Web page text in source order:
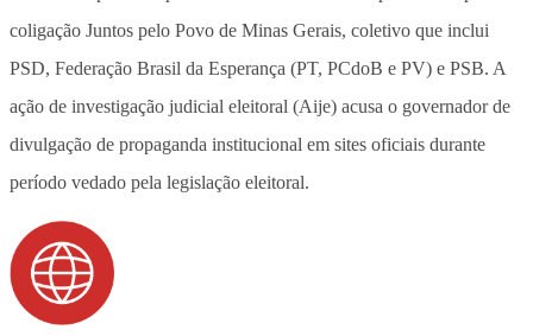
coligação Juntos pelo Povo de Minas Gerais, coletivo que inclui
PSD, Federação Brasil da Esperança (PT, PCdoB e PV) e PSB. A
ação de investigação judicial eleitoral (Aije) acusa o governador de
divulgação de propaganda institucional em sites oficiais durante
período vedado pela legislação eleitoral.